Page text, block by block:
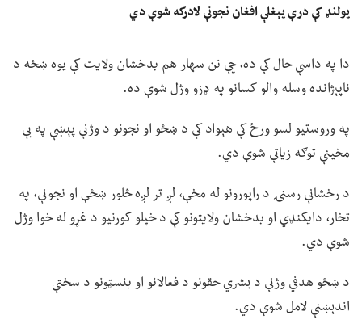
پولنډ کې درې پېغلې افغان نجونې لادرکه شوې دي
دا په داسې حال کې ده، چې نن سهار هم بدخشان ولایت کې یوه ښځه د
ناپېژانده وسله والو کسانو په ډزو وژل شوې ده.
په وروستیو لسو ورځ کې هېواد کې د ښځو او نجونو د وژنې پېښې په بې
مخینې توګه زیاتې شوې دي.
د رخشانې رسنۍ د راپورونو له مخې، لږ تر لږه څلور ښځې او نجونې، په
تخار، دایکنډي او بدخشان ولایتونو کې د خپلو کورنیو د غړو له خوا وژل
شوې دي.
د ښځو هدفي وژنې د بشري حقونو د فعالانو او بنسټونو د سختې
اندېښنې لامل شوې دي.